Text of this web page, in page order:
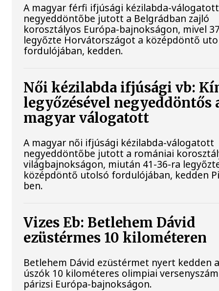
A magyar férfi ifjúsági kézilabda-válogatott
negyeddöntőbe jutott a Belgrádban zajló
korosztályos Európa-bajnokságon, mivel
legyőzte Horvátországot a középdöntő
fordulójában, kedden.
Női kézilabda ifjúsági vb:
legyőzésével negyeddöntős
magyar válogatott
A magyar női ifjúsági kézilabda-válogatott
negyeddöntőbe jutott a romániai
világbajnokságon, miután 41-36-ra
középdöntő utolsó fordulójában, kedden
ben.
Vizes Eb: Betlehem Dávid
ezüstérmes 10 kilométeren
Betlehem Dávid ezüstérmet nyert kedden
úszók 10 kilométeres olimpiai
párizsi Európa-bajnokságon.